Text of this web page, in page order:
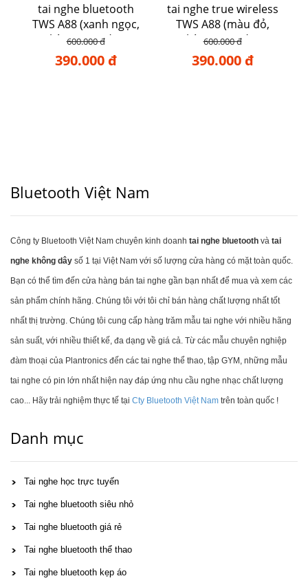
tai nghe bluetooth
TWS A88 (xanh ngọc,
hàng cao cấp)
600.000 đ
390.000 đ
tai nghe true wireless
TWS A88 (màu đỏ,
hàng cao cấp)
600.000 đ
390.000 đ
Bluetooth Việt Nam
Công ty Bluetooth Việt Nam chuyên kinh doanh tai nghe bluetooth và tai
nghe không dây số 1 tại Việt Nam với số lượng cửa hàng có mặt toàn quốc.
Bạn có thể tìm đến cửa hàng bán tai nghe gần bạn nhất để mua và xem các
sản phẩm chính hãng. Chúng tôi với tôi chỉ bán hàng chất lượng nhất tốt
nhất thị trường. Chúng tôi cung cấp hàng trăm mẫu tai nghe với nhiều hãng
sản suất, với nhiều thiết kế, đa dạng về giá cả. Từ các mẫu chuyên nghiệp
đàm thoại của Plantronics đến các tai nghe thể thao, tập GYM, những mẫu
tai nghe có pin lớn nhất hiện nay đáp ứng nhu cầu nghe nhạc chất lượng
cao... Hãy trải nghiệm thực tế tại Cty Bluetooth Việt Nam trên toàn quốc !
Danh mục
Tai nghe học trực tuyến
Tai nghe bluetooth siêu nhỏ
Tai nghe bluetooth giá rẻ
Tai nghe bluetooth thể thao
Tai nghe bluetooth kẹp áo